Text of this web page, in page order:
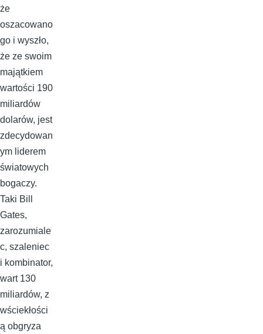
że
oszacowano
go i wyszło,
że ze swoim
majątkiem
wartości 190
miliardów
dolarów, jest
zdecydowan
ym liderem
światowych
bogaczy.
Taki Bill
Gates,
zarozumiale
c, szaleniec
i kombinator,
wart 130
miliardów, z
wściekłości
ą obgryza